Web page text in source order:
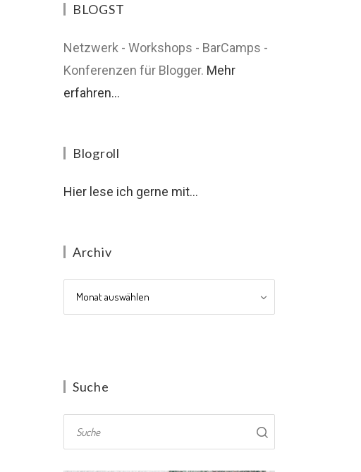
BLOGST
Netzwerk - Workshops - BarCamps -
Konferenzen für Blogger. Mehr
erfahren...
Blogroll
Hier lese ich gerne mit...
Archiv
Archiv
Suche